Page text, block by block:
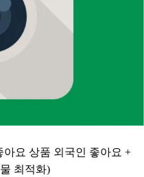
아요 상품 외국인 좋아요 +
최적화)